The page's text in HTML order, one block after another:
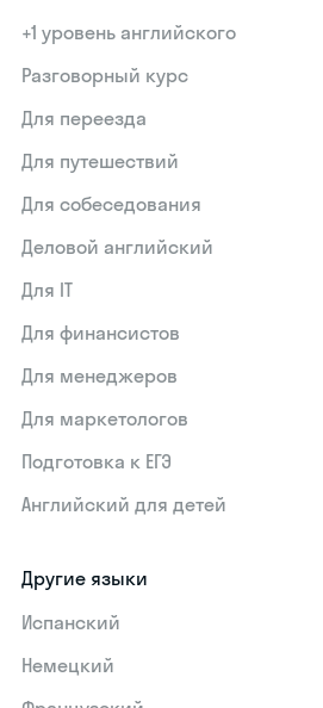
+1 уровень английского
Разговорный курс
Для переезда
Для путешествий
Для собеседования
Деловой английский
Для IT
Для финансистов
Для менеджеров
Для маркетологов
Подготовка к ЕГЭ
Английский для детей
Другие языки
Испанский
Немецкий